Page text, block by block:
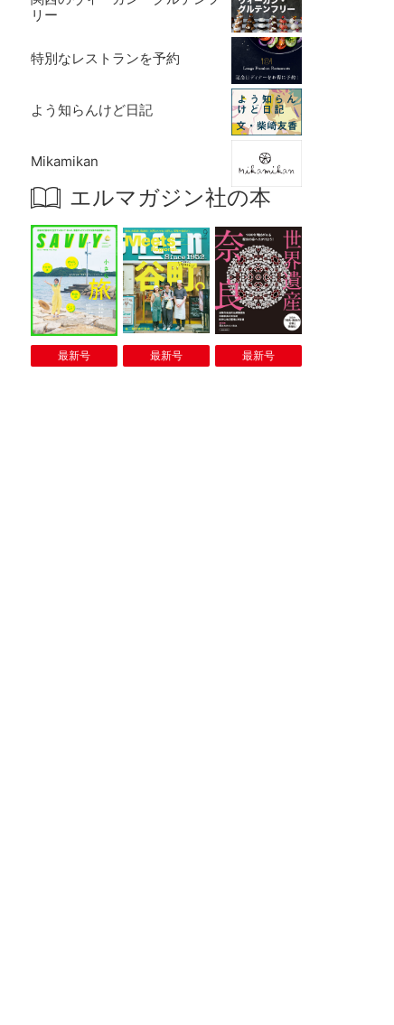
リー
特別なレストランを予約
よう知らんけど日記
Mikamikan
エルマガジン社の本
最新号 最新号 最新号